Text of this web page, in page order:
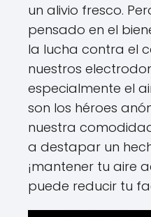
un alivio fresco.
pensado en el
la lucha contra el
nuestros
especialmente el
son los héroes
nuestra
a destapar un
¡mantener tu aire
puede reducir tu